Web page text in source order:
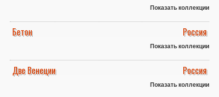
Показать коллекции
Бетон Россия
Показать коллекции
Две Венеции Россия
Показать коллекции